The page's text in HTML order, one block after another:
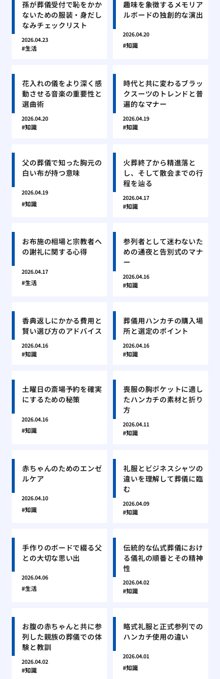
孫が葬儀受付で恥をかか
ないための服装・身だし
なみチェックリスト
2026.04.23
生活
趣味を象徴するメモリア
ルボードの独創的な演出
2026.04.20
知識
花入れの儀をより深く感
動させる音楽の重要性と
選曲術
2026.04.20
知識
時代と共に変わるブラッ
クスーツのトレンドと普
遍的なマナー
2026.04.19
知識
父の葬儀で知った胸元の
白い布が持つ意味
2026.04.19
知識
火葬終了から精進落と
し、そして散会までの行
程を辿る
2026.04.17
知識
お布施の相場と宗教者へ
の謝礼に関する心得
2026.04.17
生活
参列者として迷わないた
めの通夜と告別式のマナ
ー
2026.04.16
知識
香典返しにかかる費用と
賢い選び方のアドバイス
2026.04.16
知識
葬儀用ハンカチの購入場
所と選定のポイント
2026.04.16
知識
土曜日の斎場予約を確実
にするための秘策
2026.04.16
知識
喪服の胸ポケットに適し
たハンカチの素材と折り
方
2026.04.11
知識
赤ちゃんのためのエンゼ
ルケア
2026.04.10
知識
礼服とビジネスシャツの
違いを理解して葬儀に臨
む
2026.04.09
知識
手作りのボードで綴る父
との大切な思い出
2026.04.06
生活
伝統的な仏式葬儀におけ
る儀礼の順番とその精神
性
2026.04.02
知識
お腹の赤ちゃんと共に参
列した親族の葬儀での体
験と教訓
2026.04.02
知識
略式礼服と正式参列での
ハンカチ使用の違い
2026.04.01
知識